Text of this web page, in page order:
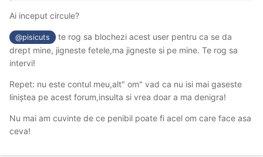
direct cine sunt sunt babanu de pe nimfomana și nu mi-e
rușine sa o spun în gura mare
Acum fata poate spune dacă am mințit sau nu ca doar
este aici cu noi
Ai inceput circule?
@pisicuts
te rog sa blochezi acest user pentru ca se da
drept mine, jigneste fetele,ma jigneste si pe mine. Te rog sa
intervi!
Repet: nu este contul meu,alt" om" vad ca nu isi mai gaseste
liniștea pe acest forum,insulta si vrea doar a ma denigra!
Nu mai am cuvinte de ce penibil poate fi acel om care face asa
ceva!